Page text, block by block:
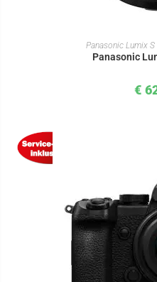
IN DEN
Panasonic Lumix
Panasonic
€